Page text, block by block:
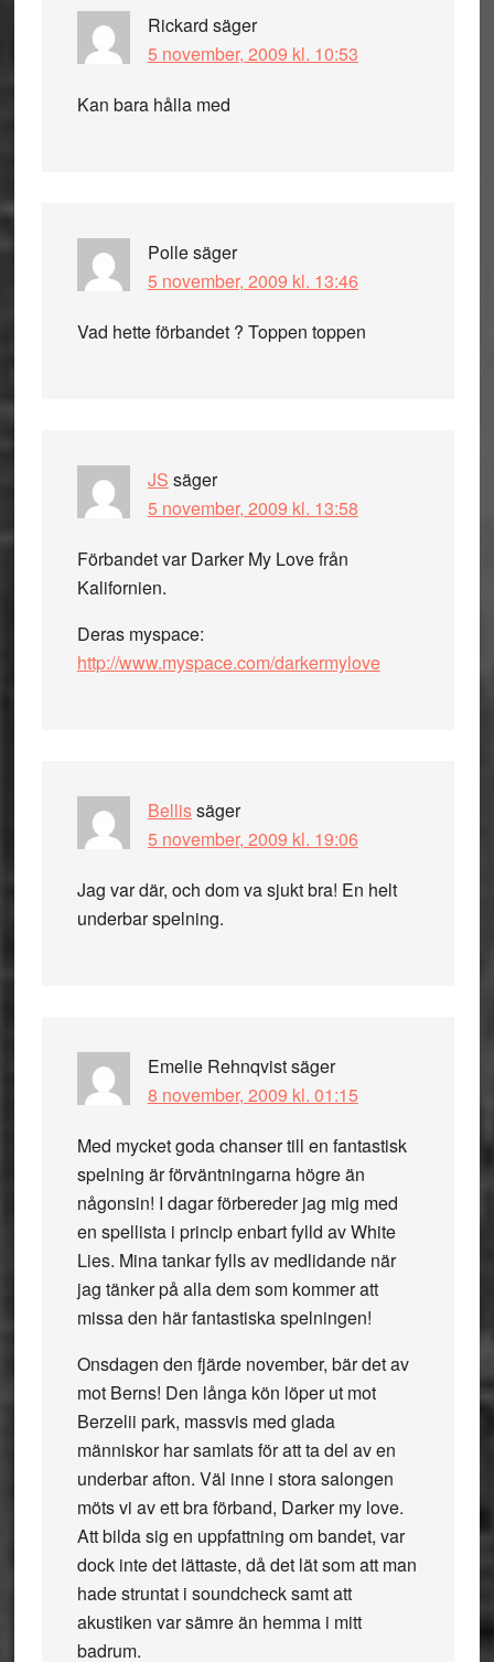
Rickard säger
5 november, 2009 kl. 10:53
Kan bara hålla med
Pollesäger
5 november, 2009 kl. 13:46
Vad hette förbandet ? Toppen toppen
JS säger
5 november, 2009 kl. 13:58
Förbandet var Darker My Love från
Kalifornien.
Deras myspace:
http://www.myspace.com/darkermylove
Bellissäger
5 november, 2009 kl. 19:06
Jag var där, och dom va sjukt bra! En helt
underbar spelning.
Emelie Rehnqvistsäger
8 november, 2009 kl. 01:15
Med mycket goda chanser till en fantastisk
spelning är förväntningarna högre än
någonsin! I dagar förbereder jag mig med
en spellista i princip enbart fylld av White
Lies. Mina tankar fylls av medlidande när
jag tänker på alla dem som kommer att
missa den här fantastiska spelningen!
Onsdagen den fjärde november, bär det av
mot Berns! Den långa kön löper ut mot
Berzelii park, massvis med glada
människor har samlats för att ta del av en
underbar afton. Väl inne i stora salongen
möts vi av ett bra förband, Darker my love.
Att bilda sig en uppfattning om bandet, var
dock inte det lättaste, då det lät som att man
hade struntat i soundcheck samt att
akustiken var sämre än hemma i mitt
badrum.